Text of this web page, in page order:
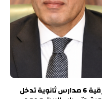
ثورة تعليمية جديدة مستمرة بالشرقية 6 مدارس ثانوية تدخل